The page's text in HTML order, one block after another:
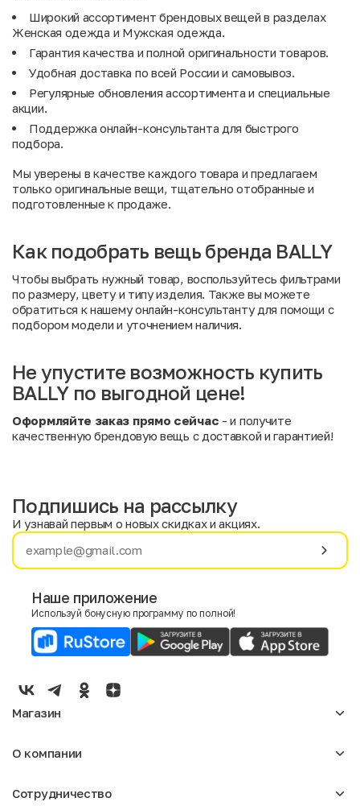
Широкий ассортимент брендовых вещей в разделах
Женская одежда и Мужская одежда.
Гарантия качества и полной оригинальности товаров.
Удобная доставка по всей России и самовывоз.
Регулярные обновления ассортимента и специальные
акции.
Поддержка онлайн-консультанта для быстрого
подбора.
Мы уверены в качестве каждого товара и предлагаем
только оригинальные вещи, тщательно отобранные и
подготовленные к продаже.
Как подобрать вещь бренда BALLY
Чтобы выбрать нужный товар, воспользуйтесь фильтрами
по размеру, цвету и типу изделия. Также вы можете
обратиться к нашему онлайн-консультанту для помощи с
подбором модели и уточнением наличия.
Не упустите возможность купить
BALLY по выгодной цене!
Оформляйте заказ прямо сейчас - и получите
качественную брендовую вещь с доставкой и гарантией!
Имя
E-mail
Мужской
Женский
Подпишись на рассылку
И узнавай первым о новых скидках и акциях.
Наше приложение
Используй бонусную программу по полной!
Магазин
Мужское
О компании
Отзывы
Сотрудничество